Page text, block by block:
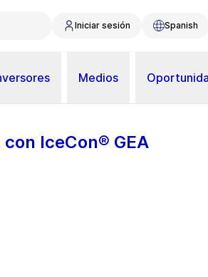
Iniciar sesión Spanish
Medios
IceCon® GEA